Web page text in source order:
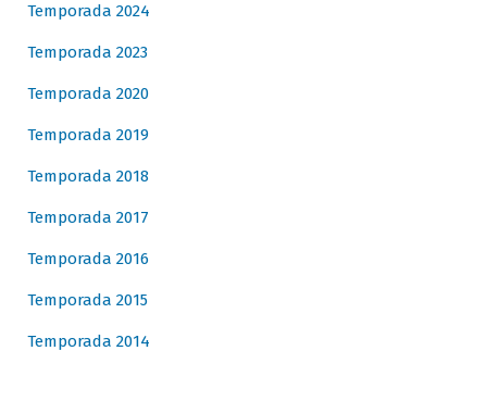
Temporada 2024
Temporada 2023
Temporada 2020
Temporada 2019
Temporada 2018
Temporada 2017
Temporada 2016
Temporada 2015
Temporada 2014